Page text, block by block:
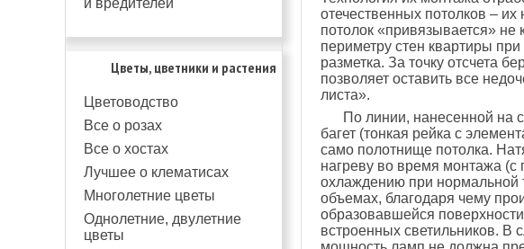
Цветы, цветники и растения
Цветоводство
Все о розах
Все о хостах
Лучшее о клематисах
Многолетние цветы
Однолетние, двулетние
цветы
отечественных потолков –
потолок «привязывается» не
периметру стен квартиры
разметка. За точку отсчета
позволяет оставить все
листа».
По линии, нанесенной на
багет (тонкая рейка с
само полотнище потолка.
нагреву во время монтажа
охлаждению при нормальной
объемах, благодаря чему
образовавшейся
встроенных светильников. В